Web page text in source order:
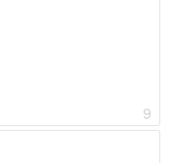
9